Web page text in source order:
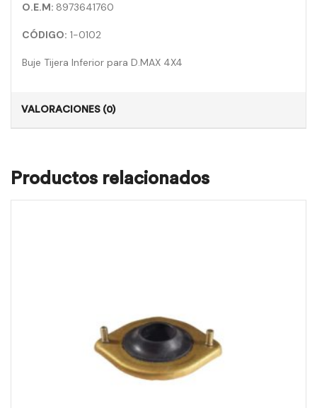
O.E.M: 8973641760
CÓDIGO: 1-0102
Buje Tijera Inferior para D.MAX 4X4
VALORACIONES (0)
Productos relacionados